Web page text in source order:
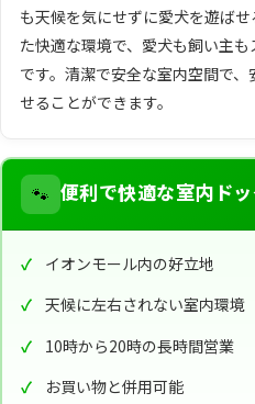
も天候を気にせずに愛犬を遊ば
た快適な環境で、愛犬も飼い主
です。清潔で安全な室内空間で
せることができます。
🐾 便利で快適な室内ド
イオンモール内の好立地
天候に左右されない室内環境
10時から20時の長時間営業
お買い物と併用可能